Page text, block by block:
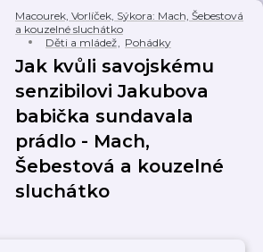
Macourek, Vorlíček, Sýkora: Mach, Šebestová
a kouzelné sluchátko
Děti a mládež, Pohádky
Jak kvůli savojskému
senzibilovi Jakubova
babička sundavala
prádlo - Mach,
Šebestová a kouzelné
sluchátko